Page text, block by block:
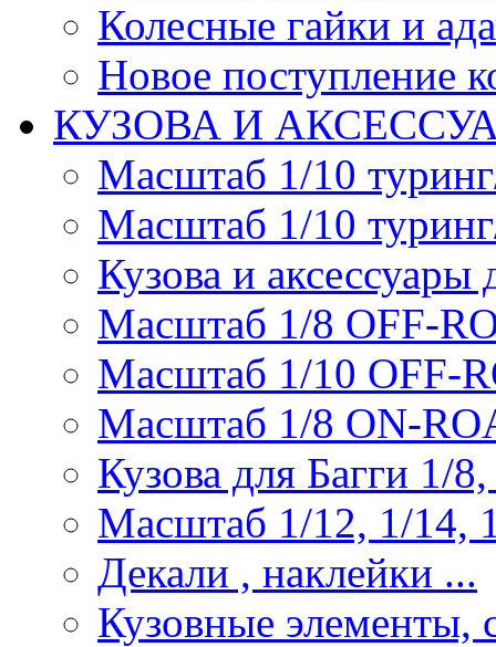
Колесные гайки и
Новое поступление
КУЗОВА И
Масштаб 1/10
Масштаб 1/10
Кузова и
Масштаб 1/8 OFF-
Масштаб 1/10 OFF-
Масштаб 1/8 ON-
Кузова для Багги 1/
Масштаб 1/12, 1/14,
Декали , наклейки ...
Кузовные элементы,